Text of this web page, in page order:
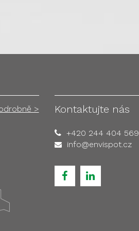
> Kontaktujte nás
+420 244 404 569
info@envispot.cz